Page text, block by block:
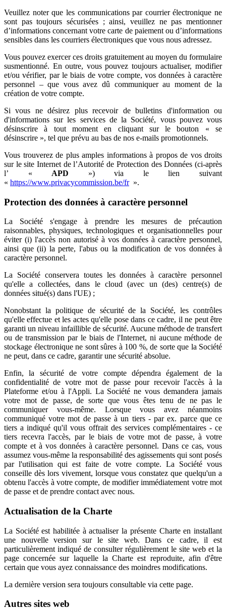
Veuillez noter que les communications par courrier électronique ne
sont pas toujours sécurisées ; ainsi, veuillez ne pas mentionner
d’informations concernant votre carte de paiement ou d’informations
sensibles dans les courriers électroniques que vous nous adressez.
Vous pouvez exercer ces droits gratuitement au moyen du formulaire
susmentionné. En outre, vous pouvez toujours actualiser, modifier
et/ou vérifier, par le biais de votre compte, vos données à caractère
personnel – que vous avez dû communiquer au moment de la
création de votre compte.
Si vous ne désirez plus recevoir de bulletins d'information ou
d'informations sur les services de la Société, vous pouvez vous
désinscrire à tout moment en cliquant sur le bouton « se
désinscrire », tel que prévu au bas de nos e-mails promotionnels.
Vous trouverez de plus amples informations à propos de vos droits
sur le site Internet de l’Autorité de Protection des Données (ci-après
l’ « APD ») via le lien suivant
« https://www.privacycommission.be/fr».
Protection des données à caractère personnel
La Société s'engage à prendre les mesures de précaution
raisonnables, physiques, technologiques et organisationnelles pour
éviter (i) l'accès non autorisé à vos données à caractère personnel,
ainsi que (ii) la perte, l'abus ou la modification de vos données à
caractère personnel.
La Société conservera toutes les données à caractère personnel
qu'elle a collectées, dans le cloud (avec un (des) centre(s) de
données situé(s) dans l'UE) ;
Nonobstant la politique de sécurité de la Société, les contrôles
qu'elle effectue et les actes qu'elle pose dans ce cadre, il ne peut être
garanti un niveau infaillible de sécurité. Aucune méthode de transfert
ou de transmission par le biais de l'Internet, ni aucune méthode de
stockage électronique ne sont sûres à 100 %, de sorte que la Société
ne peut, dans ce cadre, garantir une sécurité absolue.
Enfin, la sécurité de votre compte dépendra également de la
confidentialité de votre mot de passe pour recevoir l'accès à la
Plateforme et/ou à l'Appli. La Société ne vous demandera jamais
votre mot de passe, de sorte que vous êtes tenu de ne pas le
communiquer vous-même. Lorsque vous avez néanmoins
communiqué votre mot de passe à un tiers - par ex. parce que ce
tiers a indiqué qu'il vous offrait des services complémentaires - ce
tiers recevra l'accès, par le biais de votre mot de passe, à votre
compte et à vos données à caractère personnel. Dans ce cas, vous
assumez vous-même la responsabilité des agissements qui sont posés
par l'utilisation qui est faite de votre compte. La Société vous
conseille dès lors vivement, lorsque vous constatez que quelqu'un a
obtenu l'accès à votre compte, de modifier immédiatement votre mot
de passe et de prendre contact avec nous.
Actualisation de la Charte
La Société est habilitée à actualiser la présente Charte en installant
une nouvelle version sur le site web. Dans ce cadre, il est
particulièrement indiqué de consulter régulièrement le site web et la
page concernée sur laquelle la Charte est reproduite, afin d'être
certain que vous ayez connaissance des moindres modifications.
La dernière version sera toujours consultable via cette page.
Autres sites web